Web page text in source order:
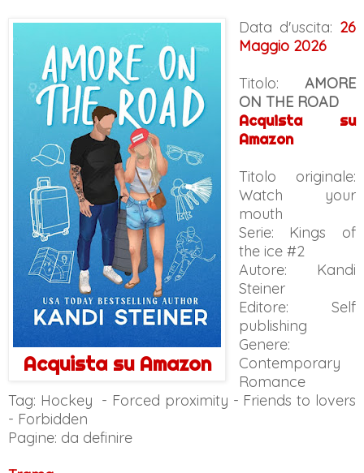
Acquista su Amazon
Data d'uscita: 26
Maggio 2026
Titolo: AMORE
ON THE ROAD
Acquista su
Amazon
Titolo originale:
Watch your
mouth
Serie: Kings of
the ice #2
Autore: Kandi
Steiner
Editore: Self
publishing
Genere:
Contemporary
Romance
Tag: Hockey - Forced proximity - Friends to lovers
- Forbidden
Pagine: da definire